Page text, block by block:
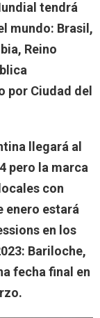
tendrá
mundo: Brasil,
Reino
por Ciudad del
llegará al
pero la marca
con
enero estará
en los
Bariloche,
fecha final en